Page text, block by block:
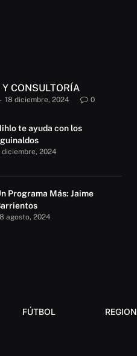
CONSULTORÍA
18 diciembre, 2024 0
te ayuda con los
diciembre, 2024
Programa Más: Jaime
agosto, 2024
FÚTBOL